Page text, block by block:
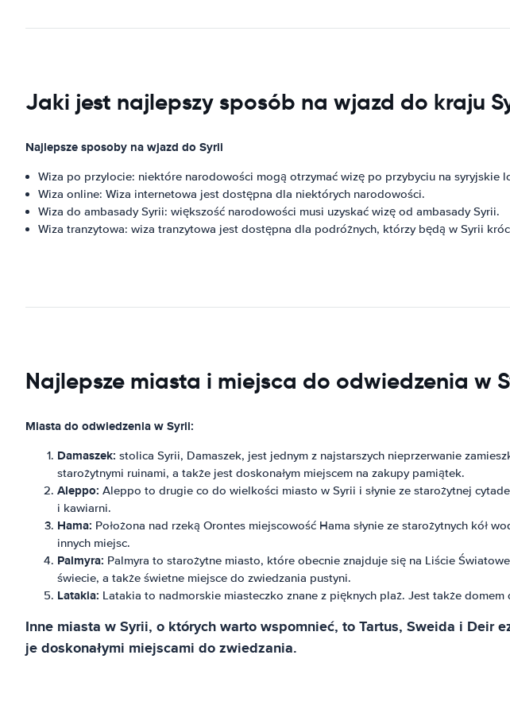
Jaki jest najlepszy sposób na wjazd do kraju
Najlepsze sposoby na wjazd do Syrii
Wiza po przylocie: niektóre narodowości mogą otrzymać wizę po przybyciu na syryjskie
Wiza online: Wiza internetowa jest dostępna dla niektórych narodowości.
Wiza do ambasady Syrii: większość narodowości musi uzyskać wizę od ambasady Syrii.
Wiza tranzytowa: wiza tranzytowa jest dostępna dla podróżnych, którzy będą w Syrii
Najlepsze miasta i miejsca do odwiedzenia w
Miasta do odwiedzenia w Syrii:
Damaszek: stolica Syrii, Damaszek, jest jednym z najstarszych nieprzerwanie
starożytnymi ruinami, a także jest doskonałym miejscem na zakupy pamiątek.
Aleppo: Aleppo to drugie co do wielkości miasto w Syrii i słynie ze starożytnej
i kawiarni.
Hama: Położona nad rzeką Orontes miejscowość Hama słynie ze starożytnych kół
innych miejsc.
Palmyra: Palmyra to starożytne miasto, które obecnie znajduje się na Liście
świecie, a także świetne miejsce do zwiedzania pustyni.
Latakia: Latakia to nadmorskie miasteczko znane z pięknych plaż. Jest także
Inne miasta w Syrii, o których warto wspomnieć, to Tartus, Sweida i Deir
je doskonałymi miejscami do zwiedzania.